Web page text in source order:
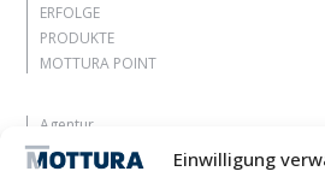
Einwilligung
ERFOLGE
PRODUKTE
MOTTURA POINT
Agentur
Lassen Sie sich inspirieren
Kontakte